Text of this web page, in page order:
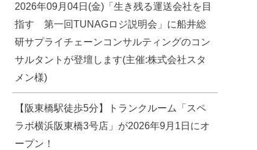
2026年09月04日(金)「生き残る運送会社を目
指す 第一回TUNAGロジ説明会」に船井総
研サプライチェーンコンサルティングのコン
サルタントが登壇します(主催:株式会社スタ
メン様)
【阪東橋駅徒歩5分】トランクルーム「スペ
ラボ横浜阪東橋3号店」が2026年9月1日にオ
ープン！